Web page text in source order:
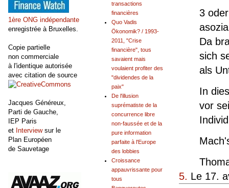
3
Da
sich
als
In
vor
5. Le 17.
transactions
financières
Quo Vadis
Ökonomik? / 1993-
2011, "Crise
financière", tous
savaient mais
voulaient profiter des
"dividendes de la
paix"
De l'illusion
suprématiste de la
concurrence libre
non-faussée et de la
pure information
parfaite à l'Europe
des lobbies
Croissance
appauvrissante pour
tous
1ère ONG indépendante
enregistrée à Bruxelles.
Copie partielle
non commerciale
à l'identique autorisée
avec citation de source
Jacques Généreux,
Parti de Gauche,
IEP Paris
et Interviewsur le
Plan Européen
de Sauvetage